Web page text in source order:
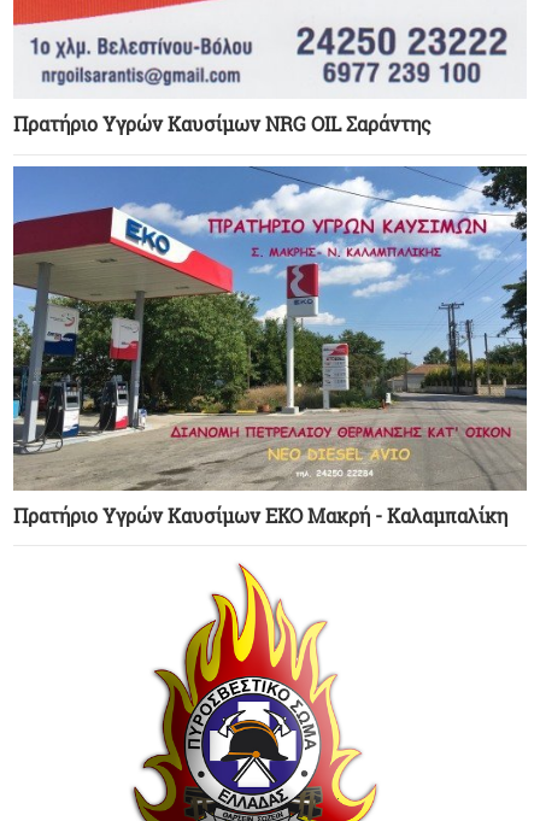
Πρατήριο Υγρών Καυσίμων NRG OIL Σαράντης
Πρατήριο Υγρών Καυσίμων ΕΚΟ Μακρή - Καλαμπαλίκη